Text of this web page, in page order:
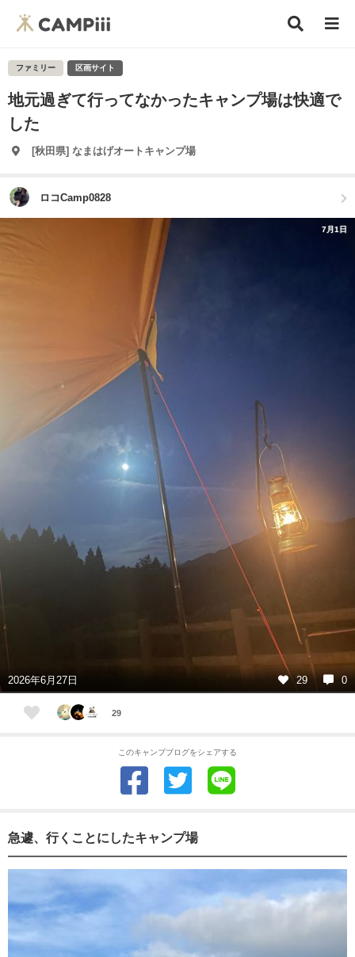
ファミリー 区画サイト
地元過ぎて行ってなかったキャンプ場は快適で
した
[秋田県] なまはげオートキャンプ場
ロコCamp0828
7月1日
2026年6月27日 29 0
29
このキャンプブログをシェアする
急遽、行くことにしたキャンプ場